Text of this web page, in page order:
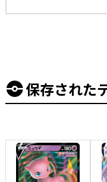
保存された